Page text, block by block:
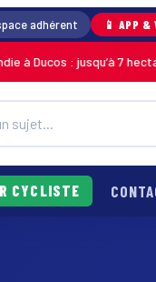
adhérent 📱 APP &
: jusqu’à 7 hectares
CYCLISTE